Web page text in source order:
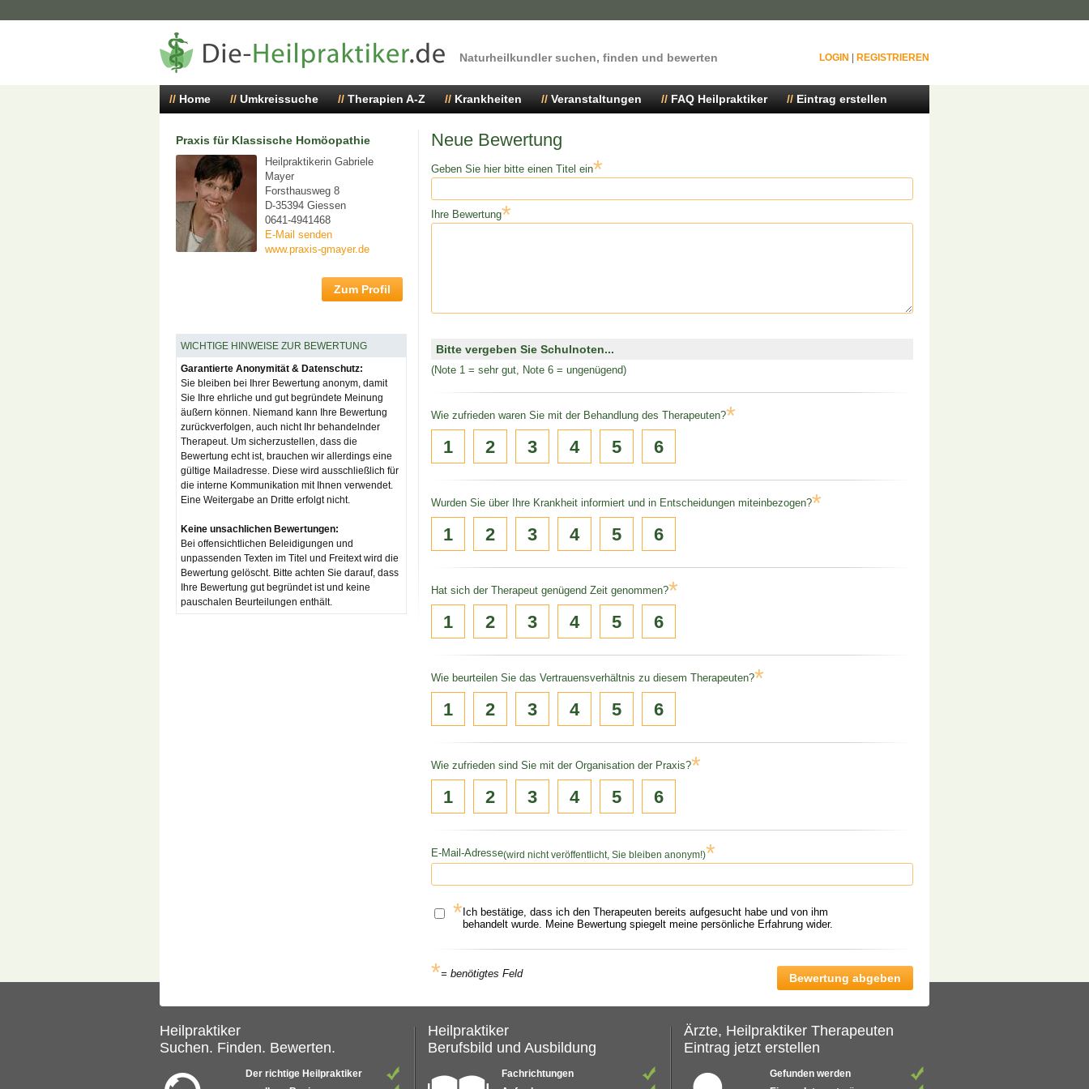
Naturheilkundler suchen, finden und bewerten LOGIN REGISTRIEREN
Home Umkreissuche Therapien A-Z Krankheiten Veranstaltungen FAQ Heilpraktiker Eintrag erstellen
Praxis für Klassische Homöopathie
Heilpraktikerin Gabriele
Mayer
Forsthausweg 8
D-35394 Giessen
0641-4941468
E-Mail senden
www.praxis-gmayer.de
Zum Profil
WICHTIGE HINWEISE ZUR BEWERTUNG
Garantierte Anonymität & Datenschutz:
Sie bleiben bei Ihrer Bewertung anonym, damit
Sie Ihre ehrliche und gut begründete Meinung
äußern können. Niemand kann Ihre Bewertung
zurückverfolgen, auch nicht Ihr behandelnder
Therapeut. Um sicherzustellen, dass die
Bewertung echt ist, brauchen wir allerdings eine
gültige Mailadresse. Diese wird ausschließlich für
die interne Kommunikation mit Ihnen verwendet.
Eine Weitergabe an Dritte erfolgt nicht.
Keine unsachlichen Bewertungen:
Bei offensichtlichen Beleidigungen und
unpassenden Texten im Titel und Freitext wird die
Bewertung gelöscht. Bitte achten Sie darauf, dass
Ihre Bewertung gut begründet ist und keine
pauschalen Beurteilungen enthält.
Neue Bewertung
Geben Sie hier bitte einen Titel ein*
Ihre Bewertung*
Bitte vergeben Sie Schulnoten...
(Note 1 = sehr gut, Note 6 = ungenügend)
Wie zufrieden waren Sie mit der Behandlung des Therapeuten?*
1 2 3 4 5 6
Wurden Sie über Ihre Krankheit informiert und in Entscheidungen miteinbezogen?*
1 2 3 4 5 6
Hat sich der Therapeut genügend Zeit genommen?*
1 2 3 4 5 6
Wie beurteilen Sie das Vertrauensverhältnis zu diesem Therapeuten?*
1 2 3 4 5 6
Wie zufrieden sind Sie mit der Organisation der Praxis?*
1 2 3 4 5 6
E-Mail-Adresse(wird nicht veröffentlicht, Sie bleiben anonym!)*
Ich bestätige, dass ich den Therapeuten bereits aufgesucht habe und von ihm
behandelt wurde. Meine Bewertung spiegelt meine persönliche Erfahrung wider.
*
*= benötigtes Feld
Heilpraktiker
Suchen. Finden. Bewerten.
Der richtige Heilpraktiker
Heilpraktiker
Berufsbild und Ausbildung
Fachrichtungen
Ärzte, Heilpraktiker Therapeuten
Eintrag jetzt erstellen
Gefunden werden